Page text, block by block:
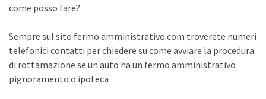
come posso fare?
Sempre sul sito fermo amministrativo.com troverete numeri
telefonici contatti per chiedere su come avviare la procedura
di rottamazione se un auto ha un fermo amministrativo
pignoramento o ipoteca